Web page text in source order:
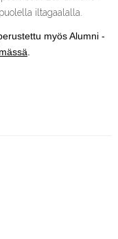
iltagaalalla.
myös Alumni -
.